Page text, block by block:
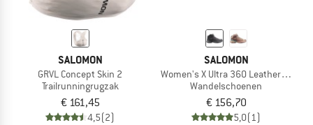
SALOMON
GRVL Concept Skin 2
Trailrunningrugzak
€ 161,45
4,5(2)
SALOMON
Women's X Ultra 360 Leather Mid
Wandelschoenen
€ 156,70
5,0(1)